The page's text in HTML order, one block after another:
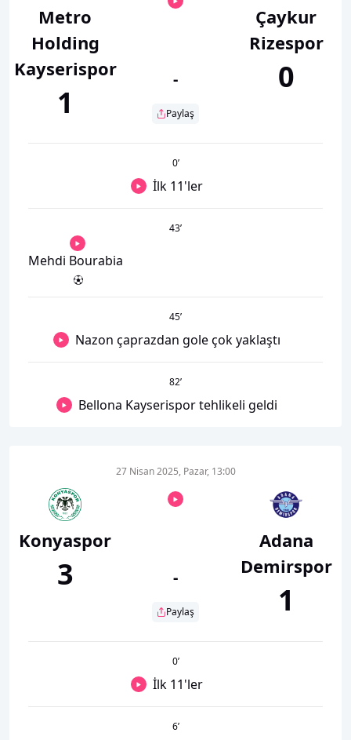
Metro
Holding
Kayserispor
1
-
Paylaş
Çaykur
Rizespor
0
0’
İlk 11'ler
43’
Mehdi Bourabia
45’
Nazon çaprazdan gole çok yaklaştı
82’
Bellona Kayserispor tehlikeli geldi
Konyaspor
3
27 Nisan 2025, Pazar, 13:00
-
Paylaş
Adana
Demirspor
1
0’
İlk 11'ler
6’